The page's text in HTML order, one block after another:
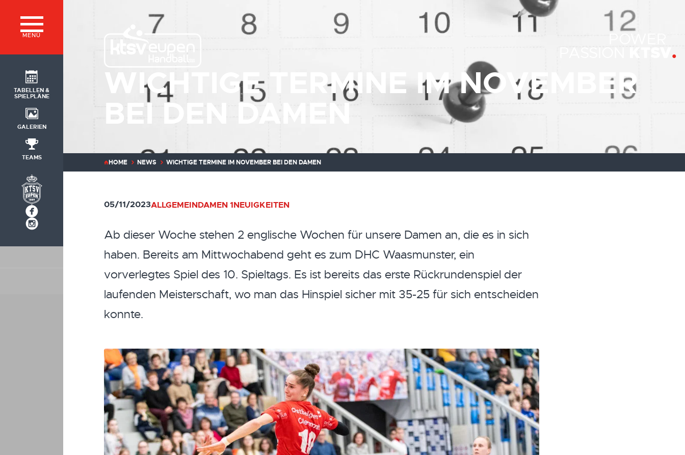
MENÜ
TABELLEN &
SPIELPLÄNE
GALERIEN
TEAMS
PASSION KTSV
WICHTIGE TERMINE IM NOVEMBER
BEI DEN DAMEN
HOME NEWS WICHTIGE TERMINE IM NOVEMBER BEI DEN DAMEN
05/11/2023ALLGEMEINDAMEN 1NEUIGKEITEN
Ab dieser Woche stehen 2 englische Wochen für unsere Damen an, die es in sich
haben. Bereits am Mittwochabend geht es zum DHC Waasmunster, ein
vorverlegtes Spiel des 10. Spieltags. Es ist bereits das erste Rückrundenspiel der
laufenden Meisterschaft, wo man das Hinspiel sicher mit 35-25 für sich entscheiden
konnte.